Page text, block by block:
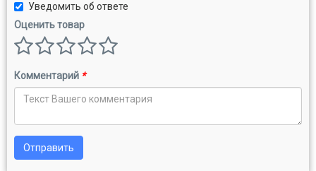
Уведомить об ответе
Оценить товар
Комментарий *
Отправить